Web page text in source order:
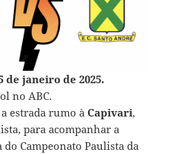
de janeiro de 2025.
no ABC.
estrada rumo à Capivari,
para acompanhar a
Campeonato Paulista da